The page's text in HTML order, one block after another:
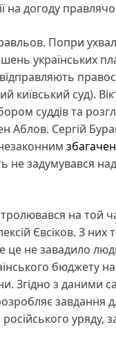
на догоду
Попри
українських
київський суд).
суддів та
Аблов. Сергій
не задумувався
на той
Євсіков. З них
це не завадило
бюджету
Згідно з даними
завдання
російського уряду,